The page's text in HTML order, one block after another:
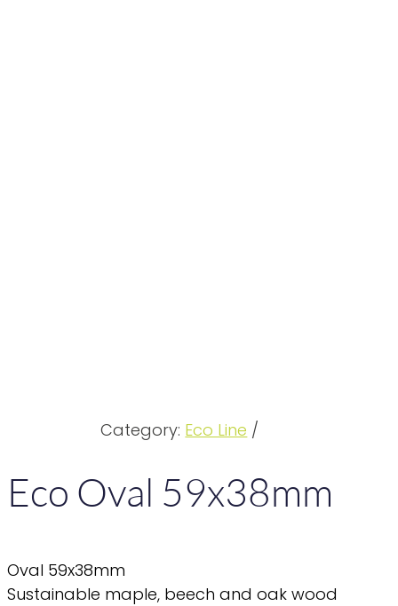
Category: Eco Line
Eco Oval 59x38mm
Oval 59x38mm
Sustainable maple, beech and oak wood